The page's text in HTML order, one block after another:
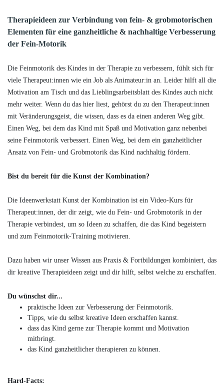
Therapieideen zur Verbindung von fein- & grobmotorischen
Elementen für eine ganzheitliche & nachhaltige Verbesserung
der Fein-Motorik
Die Feinmotorik des Kindes in der Therapie zu verbessern, fühlt sich für
viele Therapeut:innen wie ein Job als Animateur:in an. Leider hilft all die
Motivation am Tisch und das Lieblingsarbeitsblatt des Kindes auch nicht
mehr weiter. Wenn du das hier liest, gehörst du zu den Therapeut:innen
mit Veränderungsgeist, die wissen, dass es da einen anderen Weg gibt.
Einen Weg, bei dem das Kind mit Spaß und Motivation ganz nebenbei
seine Feinmotorik verbessert. Einen Weg, bei dem ein ganzheitlicher
Ansatz von Fein- und Grobmotorik das Kind nachhaltig fördern.
Bist du bereit für die Kunst der Kombination?
Die Ideenwerkstatt Kunst der Kombination ist ein Video-Kurs für
Therapeut:innen, der dir zeigt, wie du Fein- und Grobmotorik in der
Therapie verbindest, um so Ideen zu schaffen, die das Kind begeistern
und zum Feinmotorik-Training motivieren.
Dazu haben wir unser Wissen aus Praxis & Fortbildungen kombiniert, das
dir kreative Therapieideen zeigt und dir hilft, selbst welche zu erschaffen.
Du wünschst dir...
praktische Ideen zur Verbesserung der Feinmotorik.
Tipps, wie du selbst kreative Ideen erschaffen kannst.
dass das Kind gerne zur Therapie kommt und Motivation
mitbringt.
das Kind ganzheitlicher therapieren zu können.
Hard-Facts: